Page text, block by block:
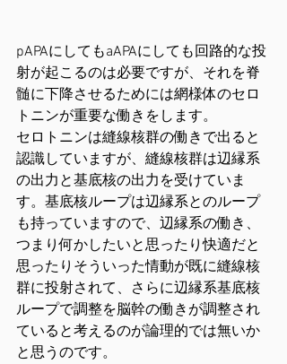
pAPAにしてもaAPAにしても回路的な投
射が起こるのは必要ですが、それを脊
髄に下降させるためには網様体のセロ
トニンが重要な働きをします。
セロトニンは縫線核群の働きで出ると
認識していますが、縫線核群は辺縁系
の出力と基底核の出力を受けていま
す。基底核ループは辺縁系とのループ
も持っていますので、辺縁系の働き、
つまり何かしたいと思ったり快適だと
思ったりそういった情動が既に縫線核
群に投射されて、さらに辺縁系基底核
ループで調整を脳幹の働きが調整され
ていると考えるのが論理的では無いか
と思うのです。